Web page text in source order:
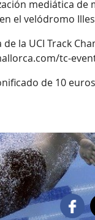
mediática
el velódromo
la UCI Track
tc-
de 10